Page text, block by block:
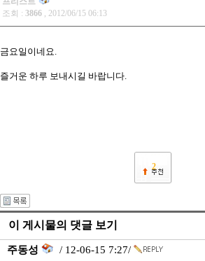
조회 : 3866 , 2012/06/15 06:13
금요일이네요.
즐거운 하루 보내시길 바랍니다.
2
이 게시물의 댓글 보기
주동성
/ 12-06-15 7:27/